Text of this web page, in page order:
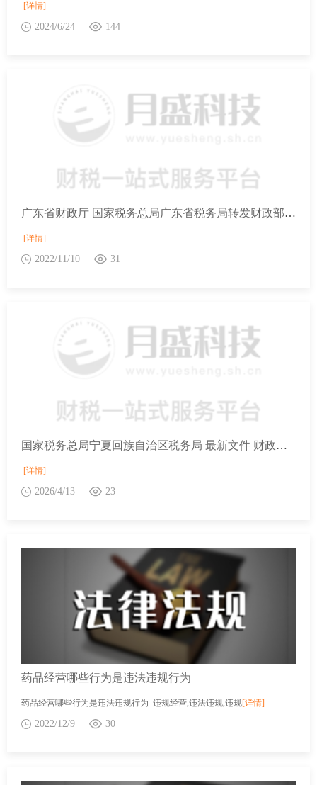
[详情]
2024/6/24 144
广东省财政厅 国家税务总局广东省税务局转发财政部 税务总局关于横琴粤澳深度合作区企业所得税优惠政策的通知
[详情]
2022/11/10 31
国家税务总局宁夏回族自治区税务局 最新文件 财政部 税务总局关于“母亲健康快车”项目第十八批流动医疗车免征车辆购置税的通知
[详情]
2026/4/13 23
药品经营哪些行为是违法违规行为
药品经营哪些行为是违法违规行为 违规经营,违法违规,违规[详情]
2022/12/9 30